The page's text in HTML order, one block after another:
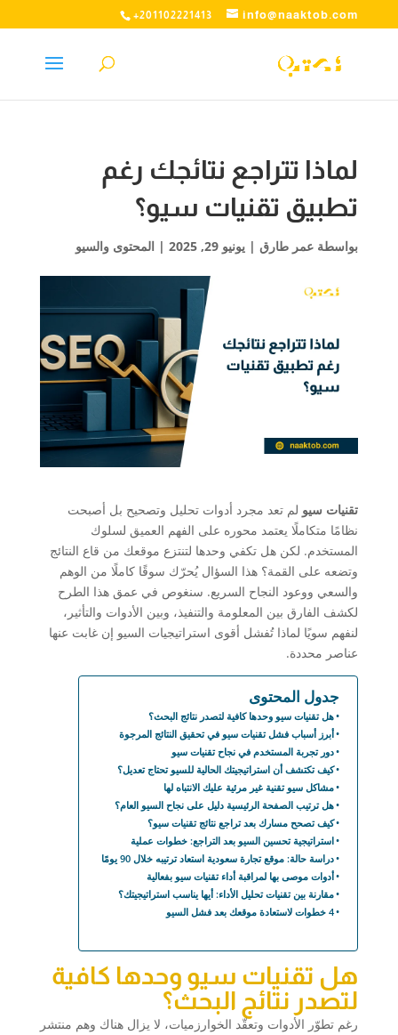
+201102221413 info@naaktob.com
لماذا تتراجع نتائجك رغم
تطبيق تقنيات سيو؟
بواسطة عمر طارق| يونيو 29, 2025 | المحتوى والسيو
تقنيات سيو لم تعد مجرد أدوات تحليل وتصحيح بل أصبحت
نظامًا متكاملًا يعتمد محوره على الفهم العميق لسلوك
المستخدم. لكن هل تكفي وحدها لتنتزع موقعك من قاع النتائج
وتضعه على القمة؟ هذا السؤال يُحرّك سوقًا كاملًا من الوهم
والسعي ووعود النجاح السريع. سنغوص في عمق هذا الطرح
لكشف الفارق بين المعلومة والتنفيذ، وبين الأدوات والتأثير،
لنفهم سويًا لماذا تُفشل أقوى استراتيجيات السيو إن غابت عنها
عناصر محددة.
جدول المحتوى
هل تقنيات سيو وحدها كافية لتصدر نتائج البحث؟
أبرز أسباب فشل تقنيات سيو في تحقيق النتائج المرجوة
دور تجربة المستخدم في نجاح تقنيات سيو
كيف تكتشف أن استراتيجيتك الحالية للسيو تحتاج تعديل؟
مشاكل سيو تقنية غير مرئية عليك الانتباه لها
هل ترتيب الصفحة الرئيسية دليل على نجاح السيو العام؟
كيف تصحح مسارك بعد تراجع نتائج تقنيات سيو؟
استراتيجية تحسين السيو بعد التراجع: خطوات عملية
دراسة حالة: موقع تجارة سعودية استعاد ترتيبه خلال 90 يومًا
أدوات موصى بها لمراقبة أداء تقنيات سيو بفعالية
مقارنة بين تقنيات تحليل الأداء: أيها يناسب استراتيجيتك؟
4 خطوات لاستعادة موقعك بعد فشل السيو
هل تقنيات سيو وحدها كافية
لتصدر نتائج البحث؟
رغم تطوّر الأدوات وتعقّد الخوارزميات، لا يزال هناك وهم منتشر